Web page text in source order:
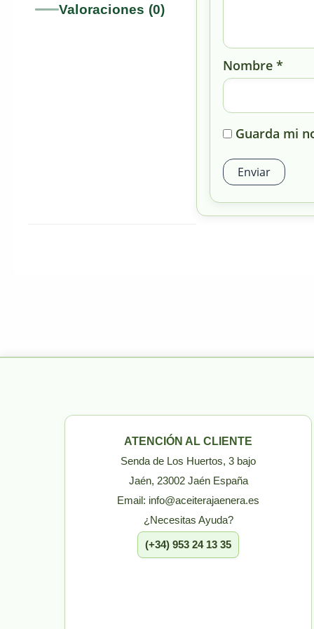
Valoraciones (0)
Nombre *
Guarda mi
ATENCIÓN AL CLIENTE
Senda de Los Huertos, 3 bajo
Jaén, 23002 Jaén España
Email: info@aceiterajaenera.es
¿Necesitas Ayuda?
(+34) 953 24 13 35